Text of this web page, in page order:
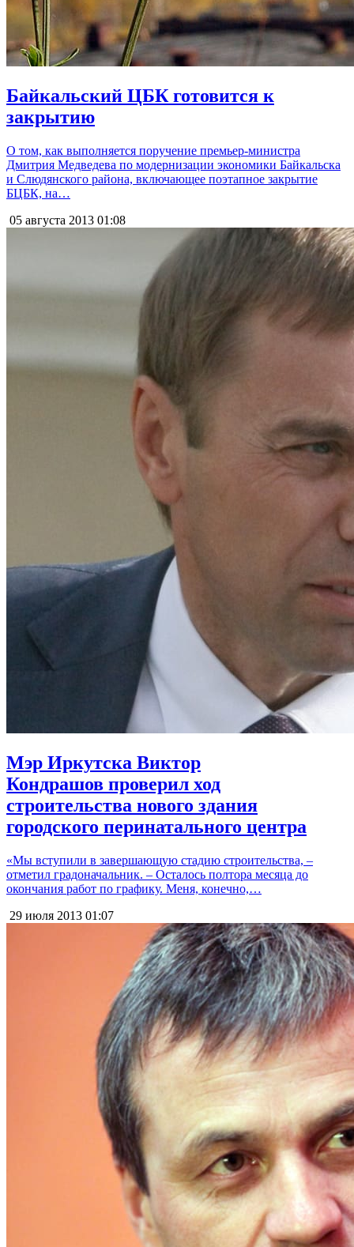
Байкальский ЦБК готовится к
закрытию
О том, как выполняется поручение премьер-министра
Дмитрия Медведева по модернизации экономики Байкальска
и Слюдянского района, включающее поэтапное закрытие
БЦБК, на…
05 августа 2013 01:08
Мэр Иркутска Виктор
Кондрашов проверил ход
строительства нового здания
городского перинатального центра
«Мы вступили в завершающую стадию строительства, –
отметил градоначальник. – Осталось полтора месяца до
окончания работ по графику. Меня, конечно,…
29 июля 2013 01:07